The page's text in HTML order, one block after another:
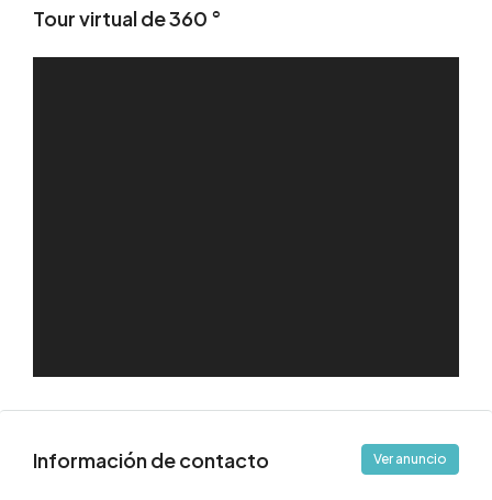
Tour virtual de 360 ​​°
Información de contacto Ver anuncio